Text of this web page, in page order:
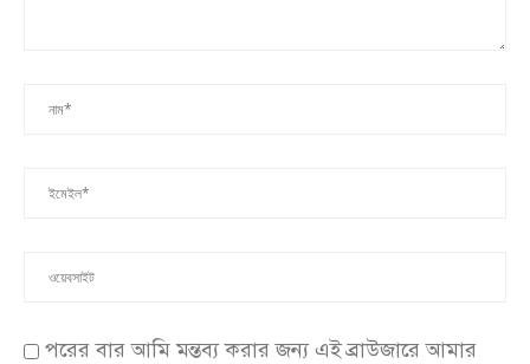
পরের বার আমি মন্তব্য করার জন্য এই ব্রাউজারে আমার